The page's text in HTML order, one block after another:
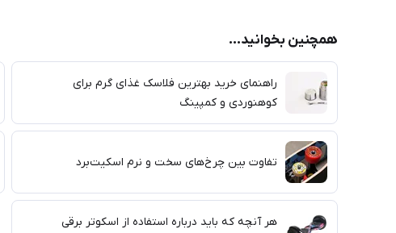
همچنین بخوانید...
راهنمای خرید بهترین فلاسک غذای گرم برای
کوهنوردی و کمپینگ
تفاوت بین چرخ‌های سخت و نرم اسکیت‌برد
هر آنچه که باید درباره استفاده از اسکوتر برقی